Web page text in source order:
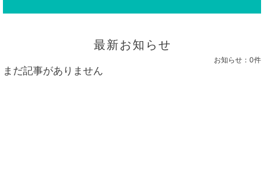
最新お知らせ
お知らせ： 0件
まだ記事がありません